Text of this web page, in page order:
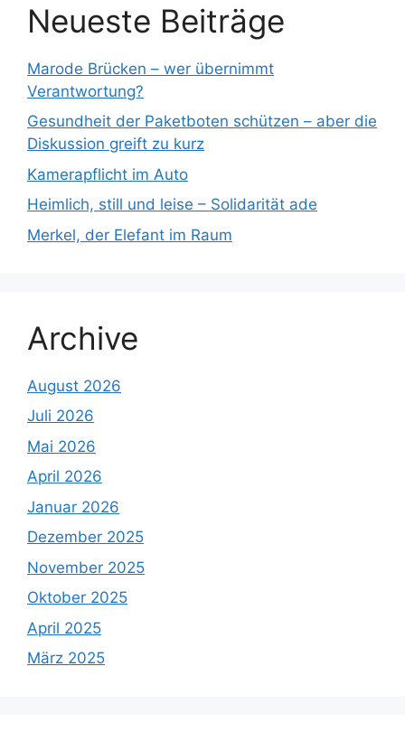
Neueste Beiträge
Marode Brücken – wer übernimmt
Verantwortung?
Gesundheit der Paketboten schützen – aber die
Diskussion greift zu kurz
Kamerapflicht im Auto
Heimlich, still und leise – Solidarität ade
Merkel, der Elefant im Raum
Archive
August 2026
Juli 2026
Mai 2026
April 2026
Januar 2026
Dezember 2025
November 2025
Oktober 2025
April 2025
März 2025